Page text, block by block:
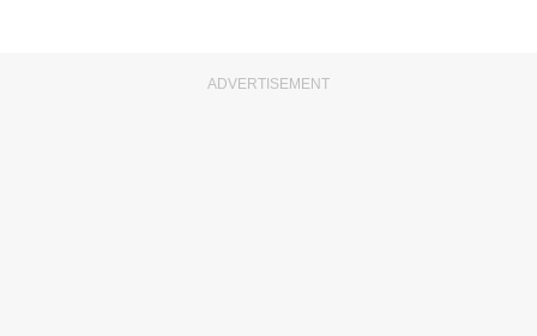
ADVERTISEMENT